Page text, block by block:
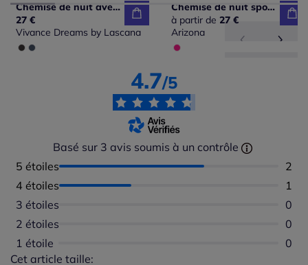
Chemise de nuit avec bords-côtes en fils teintés couleur fluo
27 €
Vivance Dreams by Lascana
Chemise de nuit sportive à rayures
à partir de 27 €
Arizona
4.7/5
Basé sur 3 avis soumis à un contrôle
5 étoiles
2
4 étoiles
1
3 étoiles
0
2 étoiles
0
1 étoile
0
Cet article taille:
Répartition du taillant selon les avis clients